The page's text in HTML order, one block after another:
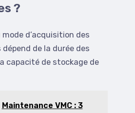
?
d’acquisition des
dépend de la durée des
capacité de stockage de
Maintenance VMC : 3